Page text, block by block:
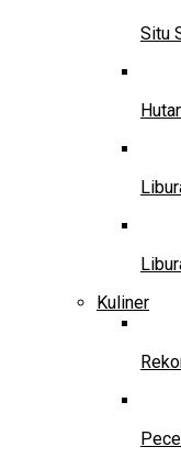
Situ
Kuliner